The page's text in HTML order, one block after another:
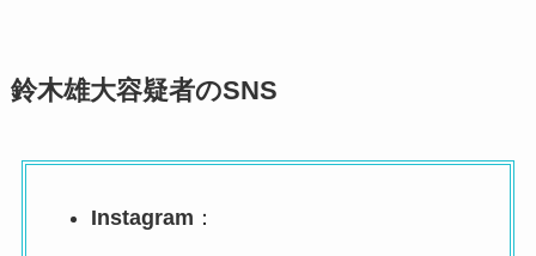
鈴木雄大容疑者のSNS
Instagram ：